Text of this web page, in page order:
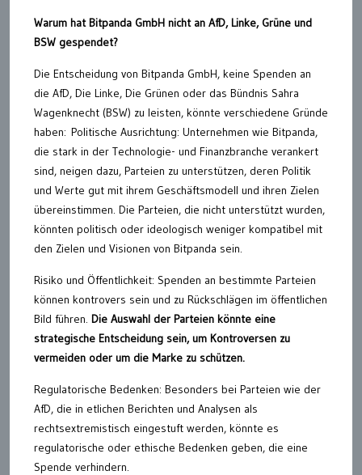
Warum hat Bitpanda GmbH nicht an AfD, Linke, Grüne und
BSW gespendet?
Die Entscheidung von Bitpanda GmbH, keine Spenden an
die AfD, Die Linke, Die Grünen oder das Bündnis Sahra
Wagenknecht (BSW) zu leisten, könnte verschiedene Gründe
haben: Politische Ausrichtung: Unternehmen wie Bitpanda,
die stark in der Technologie- und Finanzbranche verankert
sind, neigen dazu, Parteien zu unterstützen, deren Politik
und Werte gut mit ihrem Geschäftsmodell und ihren Zielen
übereinstimmen. Die Parteien, die nicht unterstützt wurden,
könnten politisch oder ideologisch weniger kompatibel mit
den Zielen und Visionen von Bitpanda sein.
Risiko und Öffentlichkeit: Spenden an bestimmte Parteien
können kontrovers sein und zu Rückschlägen im öffentlichen
Bild führen. Die Auswahl der Parteien könnte eine
strategische Entscheidung sein, um Kontroversen zu
vermeiden oder um die Marke zu schützen.
Regulatorische Bedenken: Besonders bei Parteien wie der
AfD, die in etlichen Berichten und Analysen als
rechtsextremistisch eingestuft werden, könnte es
regulatorische oder ethische Bedenken geben, die eine
Spende verhindern.